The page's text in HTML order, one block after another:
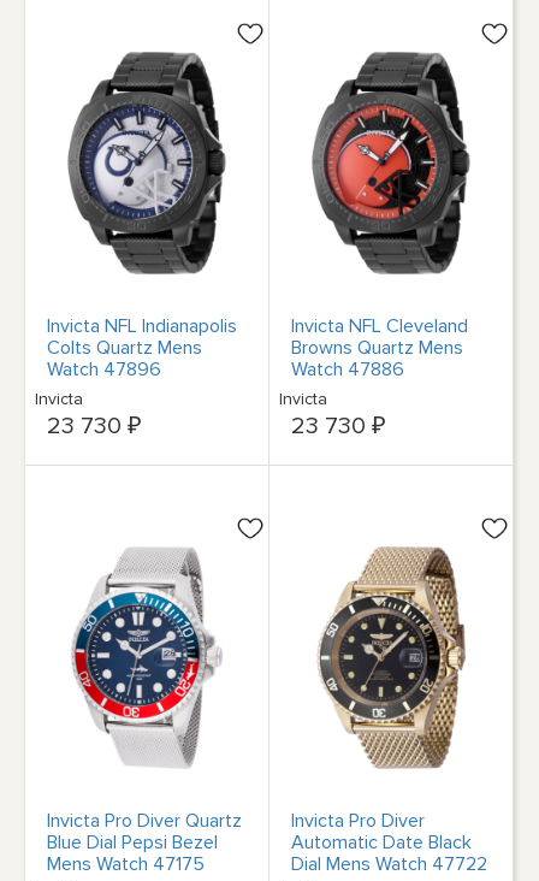
Invicta NFL Indianapolis
Colts Quartz Mens
Watch 47896
Invicta
23 730 ₽
Invicta NFL Cleveland
Browns Quartz Mens
Watch 47886
Invicta
23 730 ₽
Invicta Pro Diver Quartz
Blue Dial Pepsi Bezel
Mens Watch 47175
Invicta Pro Diver
Automatic Date Black
Dial Mens Watch 47722